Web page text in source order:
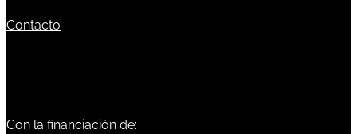
Contacto
Con la financiación de: